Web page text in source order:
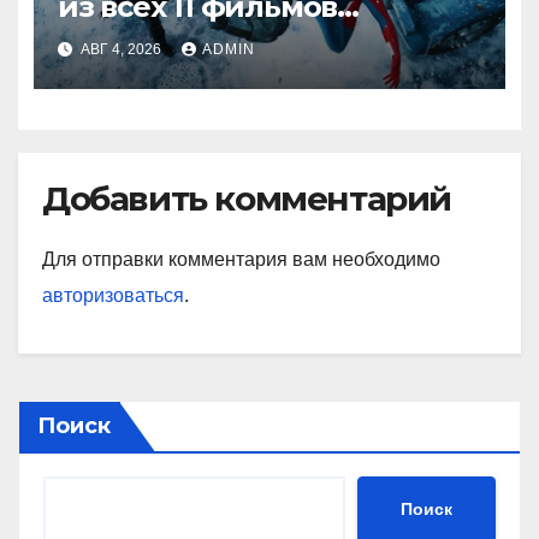
о Человеке-пауке — от
худшего к лучшему
АВГ 4, 2026 ADMIN
Добавить комментарий
Для отправки комментария вам необходимо
авторизоваться.
Поиск
Поиск